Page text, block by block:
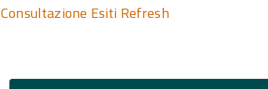
Consultazione Esiti Refresh